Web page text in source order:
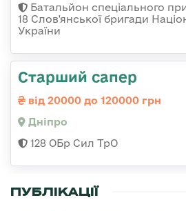
Батальйон спеціального
18 Слов'янської бригади
України
Старший сапер
від 20000 до 120000 грн
Дніпро
128 ОБр Сил ТрО
ПУБЛІКАЦІЇ